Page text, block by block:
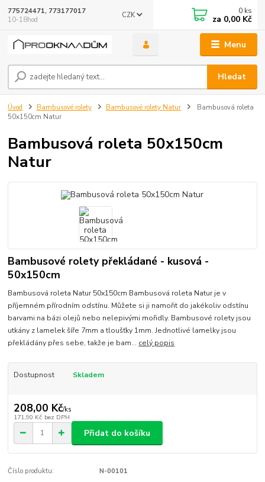
Menu
CZK
Hledat
775724471, 773177017
10-18hod
0 ks
za 0,00 Kč
Úvod Bambusové rolety Bambusové rolety Natur
Bambusová roleta
50x150cm Natur
Bambusová roleta 50x150cm
Natur
Bambusové rolety překládané - kusová -
50x150cm
Bambusová roleta Natur 50x150cm Bambusová roleta Natur je v
příjemném přírodním odstínu. Můžete si ji namořit do jakékoliv odstínu
barvami na bázi olejů nebo nelepivými mořidly. Bambusové rolety jsou
utkány z lamelek šíře 7mm a tloušťky 1mm. Jednotlivé lamelky jsou
překládány přes sebe, takže je bam... celý popis
Dostupnost Skladem
208,00 Kč/ks
171,90 Kč bez DPH
Přidat do košíku
Číslo produktu: N-00101